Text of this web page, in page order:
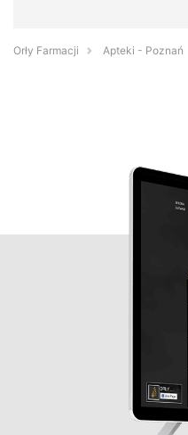
Orły Farmacji Apteki - Poznań